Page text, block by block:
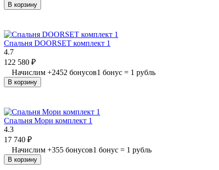
В корзину
Спальня DOORSET комплект 1
4.7
122 580 ₽
Начислим +2452 бонусов1 бонус = 1 рубль
В корзину
Спальня Мори комплект 1
4.3
17 740 ₽
Начислим +355 бонусов1 бонус = 1 рубль
В корзину